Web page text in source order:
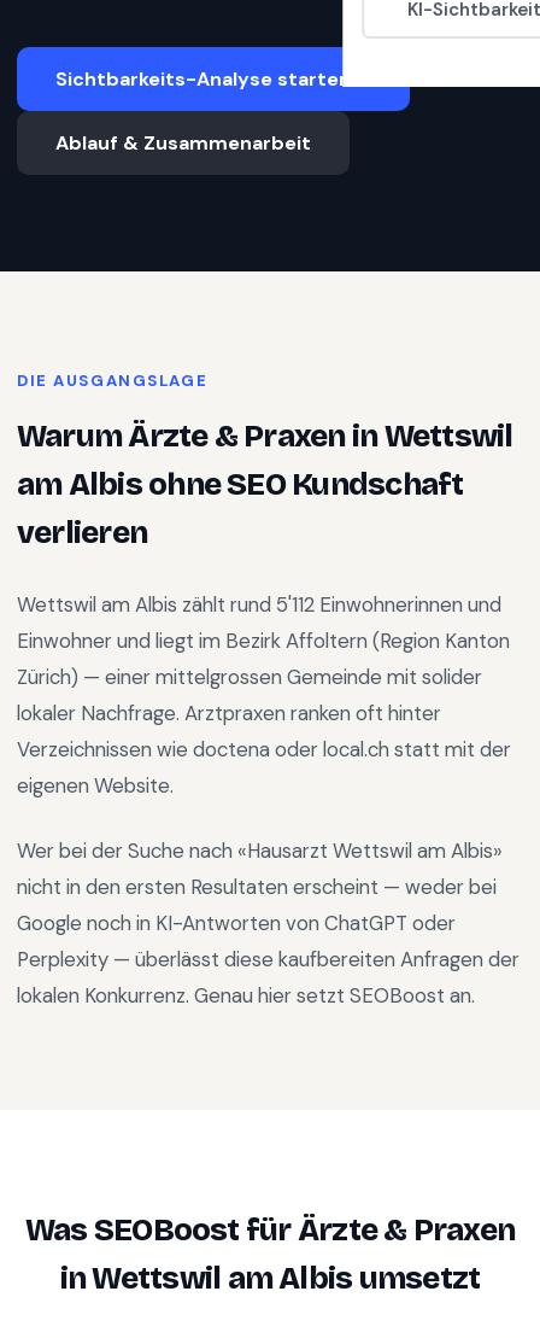
KI-
Sichtbarkeits-Analyse starten
Ablauf & Zusammenarbeit
DIE AUSGANGSLAGE
WarumÄrzte & PraxeninWettswil
am Albisohne SEO Kundschaft
verlieren
Wettswil am Albis zählt rund 5'112 Einwohnerinnen und
Einwohner und liegt im Bezirk Affoltern (Region Kanton
Zürich) — einer mittelgrossen Gemeinde mit solider
lokaler Nachfrage. Arztpraxen ranken oft hinter
Verzeichnissen wie doctena oder local.ch statt mit der
eigenen Website.
Wer bei der Suche nach «Hausarzt Wettswil am Albis»
nicht in den ersten Resultaten erscheint — weder bei
Google noch in KI-Antworten von ChatGPT oder
Perplexity — überlässt diese kaufbereiten Anfragen der
lokalen Konkurrenz. Genau hier setzt SEOBoost an.
Was SEOBoost fürÄrzte & Praxen
inWettswil am Albisumsetzt